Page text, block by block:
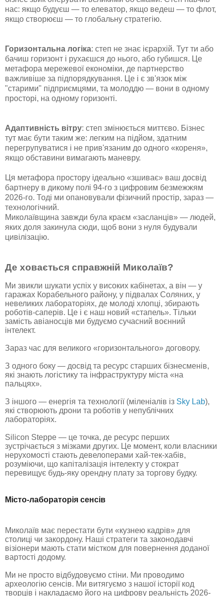
нас: якщо будуєш — то елеватор, якщо ведеш — то флот,
якщо створюєш — то глобальну стратегію.
Горизонтальна логіка: степ не знає ієрархій. Тут ти або
бачиш горизонт і рухаєшся до нього, або губишся. Це
метафора мережевої економіки, де партнерство
важливіше за підпорядкування. Це і є зв'язок між
"старими" підприємцями, та молоддю — вони в одному
просторі, на одному горизонті.
Адаптивність вітру: степ змінюється миттєво. Бізнес
тут має бути таким же: легким на підйом, здатним
перегрупуватися і не прив'язаним до одного «кореня»,
якщо обставини вимагають маневру.
Ця метафора простору ідеально «зшиває» ваш досвід
бартнеру в дикому полі 94-го з цифровим безмежжям
2026-го. Тоді ми опановували фізичний простір, зараз —
технологічний.
Миколаївщина завжди була краєм «засланців» — людей,
яких доля закинула сюди, щоб вони з нуля будували
цивілізацію.
Де ховається справжній Миколаїв?
Ми звикли шукати успіх у високих кабінетах, а він — у
гаражах Корабельного району, у підвалах Соляних, у
невеликих лабораторіях, де молоді хлопці, збирають
роботів-саперів. Це і є наш новий «стапель». Тільки
замість авіаносців ми будуємо сучасний воєнний
інтелект.
Зараз час для великого «горизонтального» договору.
З одного боку — досвід та ресурс старших бізнесменів,
які знають логістику та інфраструктуру міста «на
пальцях».
З іншого — енергія та технології (міленіалів із Sky Lab),
які створюють дрони та роботів у непублічних
лабораторіях.
Silicon Steppe — це точка, де ресурс перших
зустрічається з мізками других. Це момент, коли власники
нерухомості стають девелоперами хай-тек-хабів,
розуміючи, що капіталізація інтелекту у стократ
перевищує будь-яку орендну плату за торгову будку.
Місто-лабораторія сенсів
Миколаїв має перестати бути «кузнею кадрів» для
столиці чи закордону. Наші стратеги та законодавчі
візіонери мають стати містком для повернення доданої
вартості додому.
Ми не просто відбудовуємо стіни. Ми проводимо
археологію сенсів. Ми витягуємо з нашої історії код
творців і накладаємо його на цифрову реальність 2026-